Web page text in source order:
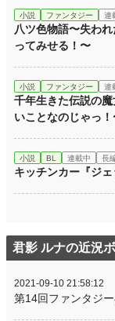
小説 ファンタジー 連
八ツ色物語〜失わ
ってみせる！〜
小説 ファンタジー 連
千年生きた伝説の
いことなのじゃっ！
小説 BL 連載中 長
キッチンカー『ジェ
君影 ルナの近況
2021-09-10 21:58:12
第14回ファンタジ